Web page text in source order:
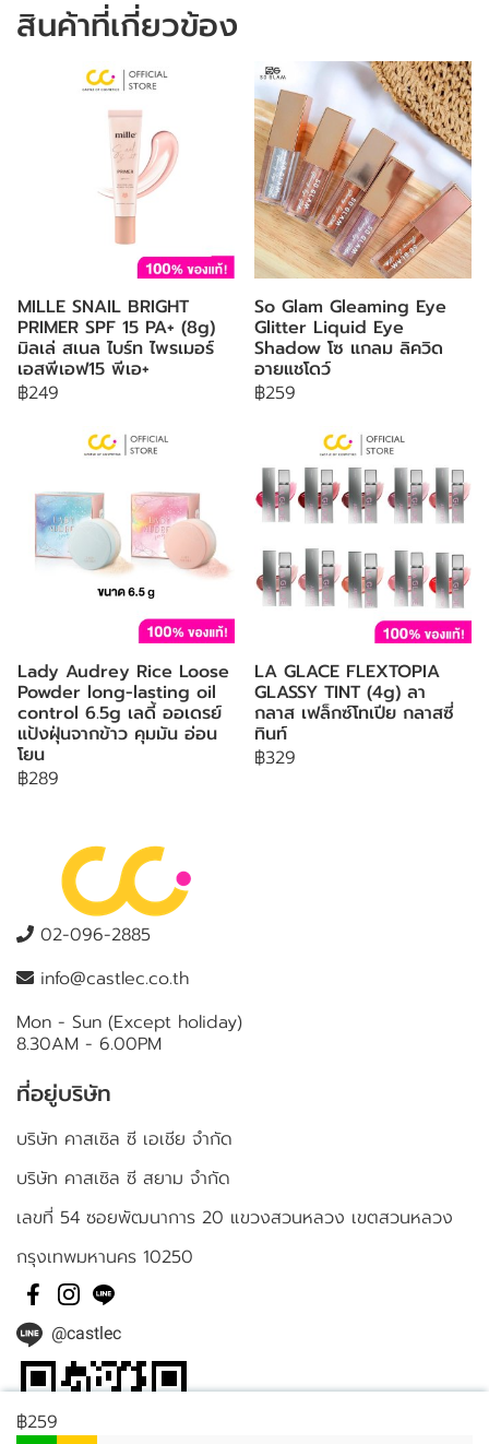
สินค้าที่เกี่ยวข้อง
MILLE SNAIL BRIGHT
PRIMER SPF 15 PA+ (8g)
มิลเล่ สเนล ไบร์ท ไพรเมอร์
เอสพีเอฟ15 พีเอ+
฿249
So Glam Gleaming Eye
Glitter Liquid Eye
Shadow โซ แกลม ลิควิด
อายแชโดว์
฿259
Lady Audrey Rice Loose
Powder long-lasting oil
control 6.5g เลดี้ ออเดรย์
แป้งฝุ่นจากข้าว คุมมัน อ่อน
โยน
฿289
LA GLACE FLEXTOPIA
GLASSY TINT (4g) ลา
กลาส เฟล็กซ์โทเปีย กลาสซี่
ทินท์
฿329
฿259
02-096-2885
info@castlec.co.th
Mon - Sun (Except holiday)
8.30AM - 6.00PM
ที่อยู่บริษัท
บริษัท คาสเซิล ซี เอเชีย จำกัด
บริษัท คาสเซิล ซี สยาม จำกัด
เลขที่ 54 ซอยพัฒนาการ 20 แขวงสวนหลวง เขตสวนหลวง
กรุงเทพมหานคร 10250
@castlec